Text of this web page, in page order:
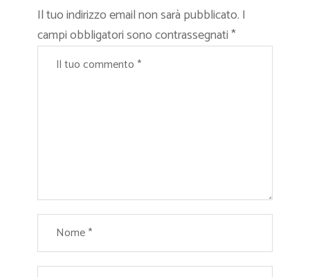
Il tuo indirizzo email non sarà pubblicato. I
campi obbligatori sono contrassegnati*